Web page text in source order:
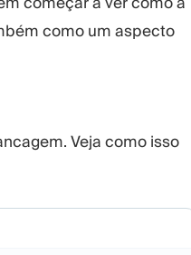
como um aspecto
Veja como isso